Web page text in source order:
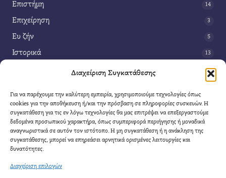
Διαχείριση Συγκατάθεσης
Για να παρέχουμε την καλύτερη εμπειρία, χρησιμοποιούμε τεχνολογίες όπως
cookies για την αποθήκευση ή/και την πρόσβαση σε πληροφορίες συσκευών. Η
συγκατάθεση για τις εν λόγω τεχνολογίες θα μας επιτρέψει να επεξεργαστούμε
δεδομένα προσωπικού χαρακτήρα, όπως συμπεριφορά περιήγησης ή μοναδικά
αναγνωριστικά σε αυτόν τον ιστότοπο. Η μη συγκατάθεση ή η ανάκληση της
συγκατάθεσης, μπορεί να επηρεάσει αρνητικά ορισμένες λειτουργίες και
δυνατότητες.
Διαχείριση επιλογών
Επιστήμη 14
Επιχείρηση 3
Ευ ζήν 5
Ιστορικά 13
42
Τέχνη 3
Τεχνολογία
Υγεία
Φαντασία